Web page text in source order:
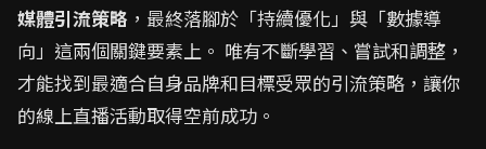
媒體引流策略 ，最終落腳於「持續優化」與「數據導
向」這兩個關鍵要素上。 唯有不斷學習、嘗試和調整，
才能找到最適合自身品牌和目標受眾的引流策略，讓你
的線上直播活動取得空前成功。